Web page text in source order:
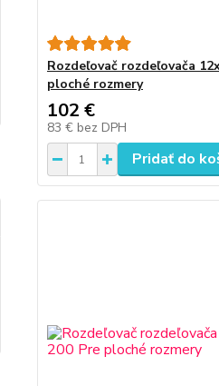
Rozdeľovač rozdeľovača
ploché rozmery
102 €
83 € bez DPH
Pridať do